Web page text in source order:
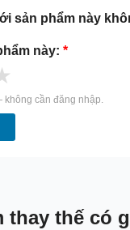
sản phẩm này
này:*
cần đăng nhập.
thay thế có